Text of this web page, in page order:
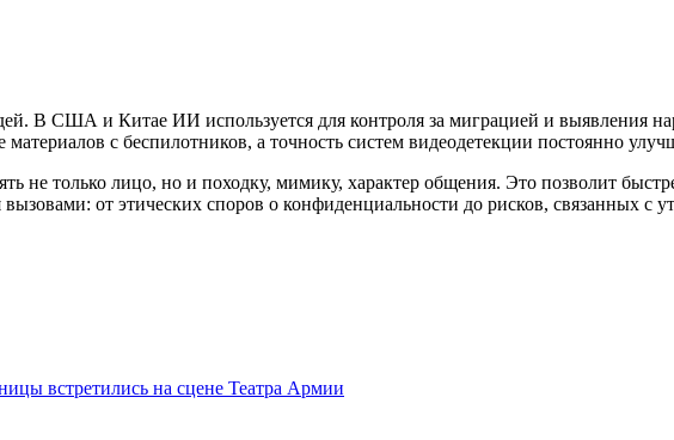
В США и Китае ИИ используется для контроля за миграцией и выявления
с беспилотников, а точность систем видеодетекции постоянно
не только лицо, но и походку, мимику, характер общения. Это позволит
от этических споров о конфиденциальности до рисков, связанных с
встретились на сцене Театра Армии